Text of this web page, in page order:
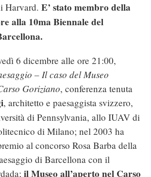
Harvard. E’ stato membro della
alla 10ma Biennale del
6 dicembre alle ore 21:00,
– Il caso del Museo
Goriziano, conferenza tenuta
, architetto e paesaggista svizzero,
di Pennsylvania, allo IUAV di
di Milano; nel 2003 ha
al concorso Rosa Barba della
di Barcellona con il
il Museo all’aperto nel Carso